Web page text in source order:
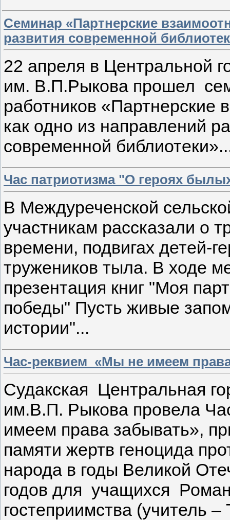
Семинар «Партнерские
развития современной
22 апреля в Центральной
им. В.П.Рыкова прошел
работников «Партнерские
как одно из направлений
современной
Час патриотизма "О героях
В Междуреченской
участникам рассказали о
времени, подвигах детей-
тружеников тыла. В ходе
презентация книг "Моя
победы" Пусть живые
истории"...
Час-реквием «Мы не имеем
Судакская Центральная
им.В.П. Рыкова провела
имеем права забывать»,
памяти жертв геноцида
народа в годы Великой
годов для учащихся
гостеприимства (учитель